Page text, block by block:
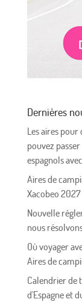
Dernières
Les aires
pouvez
espagnols
Aires de
Xacobeo 2027
Nouvelle
nous
Où voyager
Aires de
Calendrier de
d'Espagne et